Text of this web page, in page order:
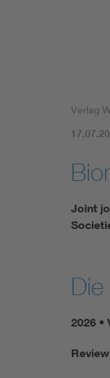
Verlag
Joint
2026 •
Review